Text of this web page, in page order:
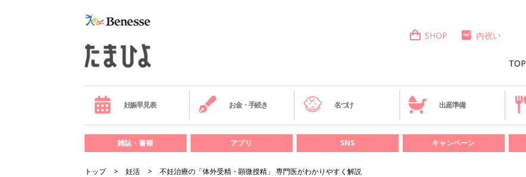
TOP
SHOP 内祝い
妊娠早見表 お金・手続き 名づけ 出産準備
雑誌・書籍 アプリ SNS キャンペーン
トップ 妊活 不妊治療の「体外受精・顕微授精」 専門医がわかりやすく解説